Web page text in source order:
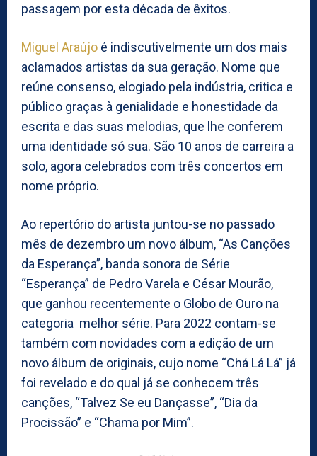
passagem por esta década de êxitos.
Miguel Araújo é indiscutivelmente um dos mais
aclamados artistas da sua geração. Nome que
reúne consenso, elogiado pela indústria, critica e
público graças à genialidade e honestidade da
escrita e das suas melodias, que lhe conferem
uma identidade só sua. São 10 anos de carreira a
solo, agora celebrados com três concertos em
nome próprio.
Ao repertório do artista juntou-se no passado
mês de dezembro um novo álbum, “As Canções
da Esperança”, banda sonora de Série
“Esperança” de Pedro Varela e César Mourão,
que ganhou recentemente o Globo de Ouro na
categoria melhor série. Para 2022 contam-se
também com novidades com a edição de um
novo álbum de originais, cujo nome “Chá Lá Lá” já
foi revelado e do qual já se conhecem três
canções, “Talvez Se eu Dançasse”, “Dia da
Procissão” e “Chama por Mim”.